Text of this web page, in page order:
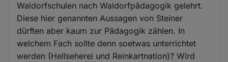
Waldorfschulen nach Waldorfpädagogik gelehrt.
Diese hier genannten Aussagen von Steiner
dürften aber kaum zur Pädagogik zählen. In
welchem Fach sollte denn soetwas unterrichtet
werden (Hellseherei und Reinkartnation)? Wird